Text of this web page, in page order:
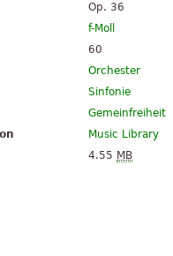
Op. 36
f-Moll
60
Orchester
Sinfonie
Gemeinfreiheit
Music Library
4.55 MB